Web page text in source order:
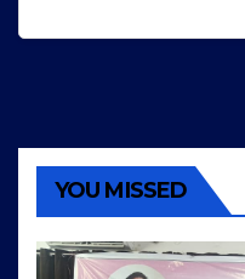
YOU MISSED